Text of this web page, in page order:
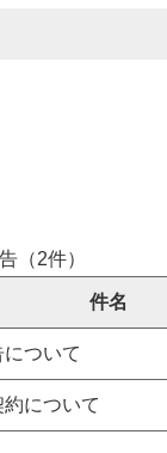
（2件）
件名
ついて
について